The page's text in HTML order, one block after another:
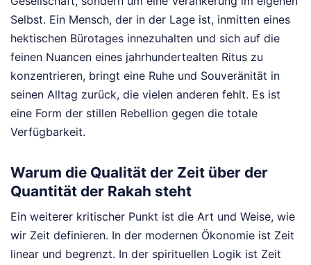
Selbst. Ein Mensch, der in der Lage ist, inmitten eines
hektischen Bürotages innezuhalten und sich auf die
feinen Nuancen eines jahrhundertealten Ritus zu
konzentrieren, bringt eine Ruhe und Souveränität in
seinen Alltag zurück, die vielen anderen fehlt. Es ist
eine Form der stillen Rebellion gegen die totale
Verfügbarkeit.
Warum die Qualität der Zeit über der
Quantität der Rakah steht
Ein weiterer kritischer Punkt ist die Art und Weise, wie
wir Zeit definieren. In der modernen Ökonomie ist Zeit
linear und begrenzt. In der spirituellen Logik ist Zeit